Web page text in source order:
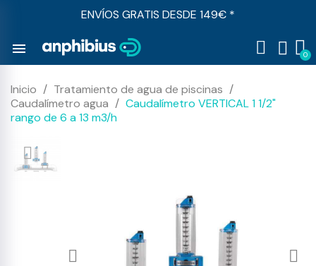
ENVÍOS GRATIS DESDE 149€ *
menu
Inicio
Tratamiento de agua de piscinas
Caudalímetro agua
Caudalímetro VERTICAL 1 1/2"
rango de 6 a 13 m3/h